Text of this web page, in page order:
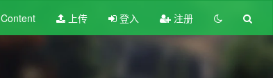
Content 上传 登入 注册